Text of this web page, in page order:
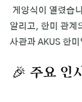
게양식이 열렸습
알리고, 한미 관계
사관과 AKUS 한
🎉 주요 인